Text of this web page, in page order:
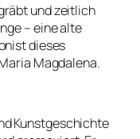
und zeitlich
– eine alte
dieses
Magdalena.
Kunstgeschichte